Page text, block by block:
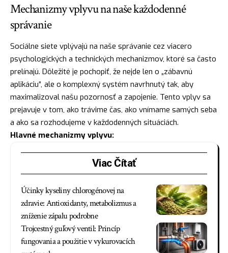
Mechanizmy vplyvu na naše každodenné
správanie
Sociálne siete vplývajú na naše správanie cez viacero
psychologických a technických mechanizmov, ktoré sa často
prelínajú. Dôležité je pochopiť, že nejde len o „zábavnú
aplikáciu“, ale o komplexný systém navrhnutý tak, aby
maximalizoval našu pozornosť a zapojenie. Tento vplyv sa
prejavuje v tom, ako trávime čas, ako vnímame samých seba
a ako sa rozhodujeme v každodenných situáciách.
Hlavné mechanizmy vplyvu:
Viac Čítať
Účinky kyseliny chlorogénovej na
zdravie: Antioxidanty, metabolizmus a
zníženie zápalu podrobne
Trojcestný guľový ventil: Princíp
fungovania a použitie v vykurovacích